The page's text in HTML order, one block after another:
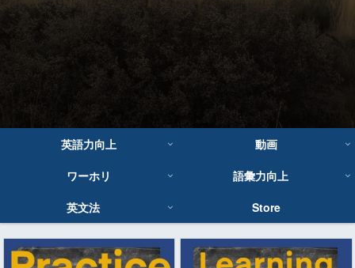
英語力向上
動画
ワーホリ
語彙力向上
英文法
Store